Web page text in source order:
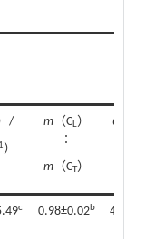
/
）
m（CL ）
∶
m（CT）
ω
c 0.98±0.02b 4.13±0.17